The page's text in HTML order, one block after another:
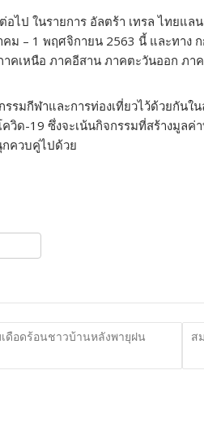
อไป ในรายการ อัลตร้า เทรล ไทย
ม – 1 พฤศจิกายน 2563 นี้ และทาง
คเหนือ ภาคอีสาน ภาคตะวันออก ภา
รมกีฬาและการท่องเที่ยวไว้ด้วยกันใ
วิด-19 ซึ่งจะเน้นกิจกรรมที่สร้างมูลค่
กควบคู่ไปด้วย
ดือดร้อนชาวบ้านหลังพายุฝน
ส